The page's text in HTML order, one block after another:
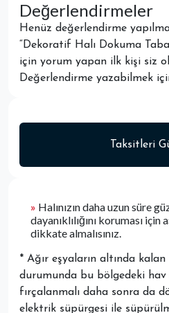
Değerlendirmeler
Henüz değerlendirme
“Dekoratif Halı Dokuma
için yorum yapan ilk kişi siz
Değerlendirme yazabilmek
Taksitleri
» Halınızın daha uzun süre
dayanıklılığını koruması
dikkate almalısınız.
* Ağır eşyaların altında
durumunda bu bölgedeki
fırçalanmalı daha sonra da
elektrik süpürgesi ile